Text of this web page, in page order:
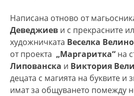
Написана отново от
Деведжиев и с прекрасните
художничката Веселка
от проекта „Маргаритка“ на
Липованска и Виктория
децата с магията на буквите и
имат за общуването помежду